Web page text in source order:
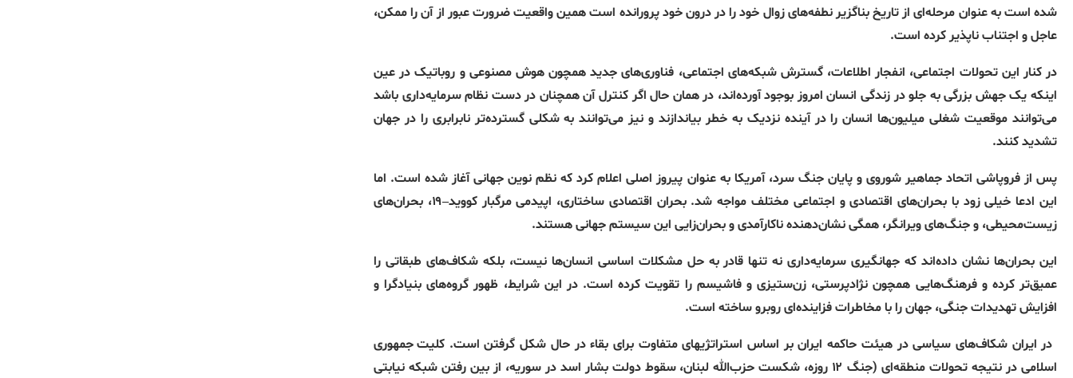
شدە است بە عنوان مرحلەای از تاریخ بناگزیر نطفەهای زوال خود را در درون خود پروراندە است همین واقعیت ضرورت عبور از آن را ممکن،
عاجل و اجتناب ناپذیر کردە است.
در کنار این تحولات اجتماعی، انفجار اطلاعات، گسترش شبکه‌های اجتماعی، فناوری‌های جدید همچون هوش مصنوعی و روباتیک در عین
اینکه یک جهش بزرگی به جلو در زندگی انسان امروز بوجود آورده‌اند، در همان حال اگر کنترل آن همچنان در دست نظام سرمایه‌داری باشد
می‌توانند موقعیت شغلی میلیون‌ها انسان را در آینده نزدیک به خطر بیاندازند و نیز می‌توانند به شکلی گسترده‌تر نابرابری را در جهان
تشدید کنند.
پس از فروپاشی اتحاد جماهیر شوروی و پایان جنگ سرد، آمریکا به عنوان پیروز اصلی اعلام کرد که نظم نوین جهانی آغاز شده است. اما
این ادعا خیلی زود با بحران‌های اقتصادی و اجتماعی مختلف مواجه شد.بحران اقتصادی ساختاری، اپیدمی مرگبار کووید–
۱۹، بحران‌های
زیست‌محیطی، و جنگ‌های ویرانگر، همگی نشان‌دهنده ناکارآمدی و بحران‌زایی این سیستم جهانی هستند.
این بحران‌ها نشان داده‌اند که جهانگیری سرمایه‌داری نه تنها قادر به حل مشکلات اساسی انسان‌ها نیست، بلکه شکاف‌های طبقاتی را
عمیق‌تر کرده و فرهنگ‌هایی همچون نژادپرستی، زن‌ستیزی و فاشیسم را تقویت کرده است.در این شرایط، ظهور گروه‌های بنیادگرا و
افزایش تهدیدات جنگی، جهان را با مخاطرات فزاینده‌ای روبرو ساخته است.
در ایران شکاف‌های سیاسی در هیئت حاکمه ایران بر اساس استراتژیهای متفاوت برای بقاء در حال شکل گرفتن است. کلیت جمهوری
اسلامی در نتیجه تحولات منطقه‌ای(
جنگ ۱۲ روزه، شکست حزب‌الله لبنان، سقوط دولت بشار اسد در سوریه، از بین رفتن شبکه نیابتی